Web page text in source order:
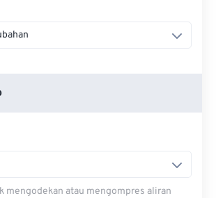
mengodekan atau mengompres aliran